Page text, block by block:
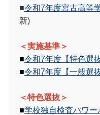
■令和7年度宮古高等
新)
＜実施基準＞
■令和7年度【特色選
■令和7年度【一般選
＜特色選抜＞
■学校独自検査パワ